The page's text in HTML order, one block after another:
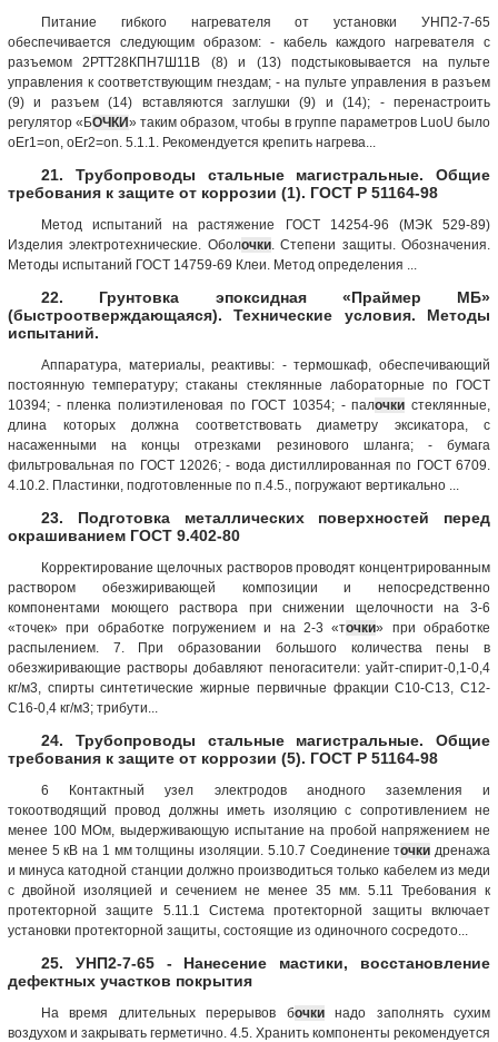
Питание гибкого нагревателя от установки УНП2-7-65
обеспечивается следующим образом: - кабель каждого нагревателя с
разъемом 2РТТ28КПН7Ш11В (8) и (13) подстыковывается на пульте
управления к соответствующим гнездам; - на пульте управления в разъем
(9) и разъем (14) вставляются заглушки (9) и (14); - перенастроить
регулятор «БОЧКИ» таким образом, чтобы в группе параметров LuoU было
oEr1=on, oEr2=on. 5.1.1. Рекомендуется крепить нагрева...
21. Трубопроводы стальные магистральные. Общие
требования к защите от коррозии (1). ГОСТ Р 51164-98
Метод испытаний на растяжение ГОСТ 14254-96 (МЭК 529-89)
Изделия электротехнические. Оболочки. Степени защиты. Обозначения.
Методы испытаний ГОСТ 14759-69 Клеи. Метод определения ...
22. Грунтовка эпоксидная «Праймер МБ»
(быстроотверждающаяся). Технические условия. Методы
испытаний.
Аппаратура, материалы, реактивы: - термошкаф, обеспечивающий
постоянную температуру; стаканы стеклянные лабораторные по ГОСТ
10394; - пленка полиэтиленовая по ГОСТ 10354; - палочки стеклянные,
длина которых должна соответствовать диаметру эксикатора, с
насаженными на концы отрезками резинового шланга; - бумага
фильтровальная по ГОСТ 12026; - вода дистиллированная по ГОСТ 6709.
4.10.2. Пластинки, подготовленные по п.4.5., погружают вертикально ...
23. Подготовка металлических поверхностей перед
окрашиванием ГОСТ 9.402-80
Корректирование щелочных растворов проводят концентрированным
раствором обезжиривающей композиции и непосредственно
компонентами моющего раствора при снижении щелочности на 3-6
«точек» при обработке погружением и на 2-3 «точки» при обработке
распылением. 7. При образовании большого количества пены в
обезжиривающие растворы добавляют пеногасители: уайт-спирит-0,1-0,4
кг/м3, спирты синтетические жирные первичные фракции C10-C13, C12-
C16-0,4 кг/м3; трибути...
24. Трубопроводы стальные магистральные. Общие
требования к защите от коррозии (5). ГОСТ Р 51164-98
6 Контактный узел электродов анодного заземления и
токоотводящий провод должны иметь изоляцию с сопротивлением не
менее 100 МОм, выдерживающую испытание на пробой напряжением не
менее 5 кВ на 1 мм толщины изоляции. 5.10.7 Соединение точки дренажа
и минуса катодной станции должно производиться только кабелем из меди
с двойной изоляцией и сечением не менее 35 мм. 5.11 Требования к
протекторной защите 5.11.1 Система протекторной защиты включает
установки протекторной защиты, состоящие из одиночного сосредото...
25. УНП2-7-65 - Нанесение мастики, восстановление
дефектных участков покрытия
На время длительных перерывов бочкинадо заполнять сухим
воздухом и закрывать герметично. 4.5. Хранить компоненты рекомендуется